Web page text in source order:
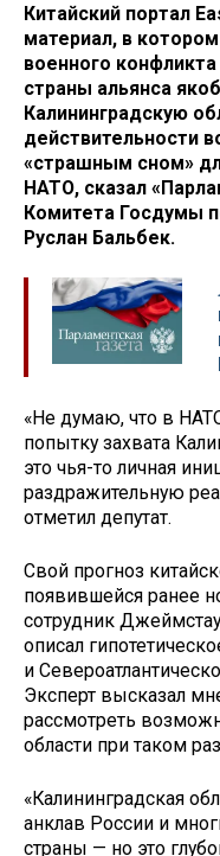
Китайский портал
материал, в
военного
страны альянса
Калининградскую
действительности
«страшным сном»
НАТО, сказал
Комитета Госдумы
Руслан Бальбек.
«Не думаю, что в
попытку захвата
это чья-то личная
раздражительную
отметил депутат.
Свой прогноз
появившейся ранее
сотрудник
описал
и
Эксперт высказал
рассмотреть
области при таком
«Калининградская
анклав России и
страны — но это